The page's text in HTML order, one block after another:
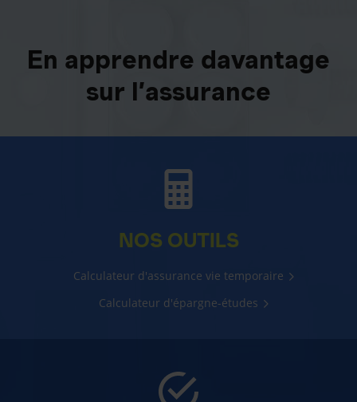
En apprendre davantage
sur l’assurance
NOS OUTILS
Calculateur d'assurance vie temporaire
Calculateur d'épargne-études